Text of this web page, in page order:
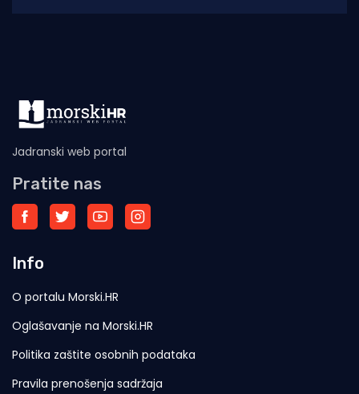
Jadranski web portal
Pratite nas
Info
O portalu Morski.HR
Oglašavanje na Morski.HR
Politika zaštite osobnih podataka
Pravila prenošenja sadržaja